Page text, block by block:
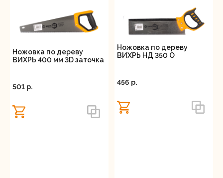
Ножовка по дереву
ВИХРЬ 400 мм 3D заточка
501 p.
Ножовка по дереву
ВИХРЬ НД 350 О
456 p.